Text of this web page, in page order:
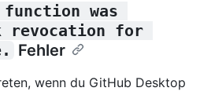
was
revocation for
Fehler
wenn du GitHub Desktop